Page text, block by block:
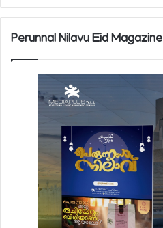
Perunnal Nilavu Eid Magazine